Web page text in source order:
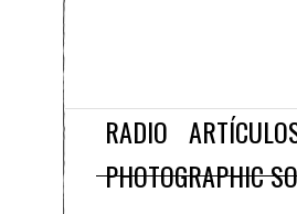
RADIO
PHOTOGRAPHIC